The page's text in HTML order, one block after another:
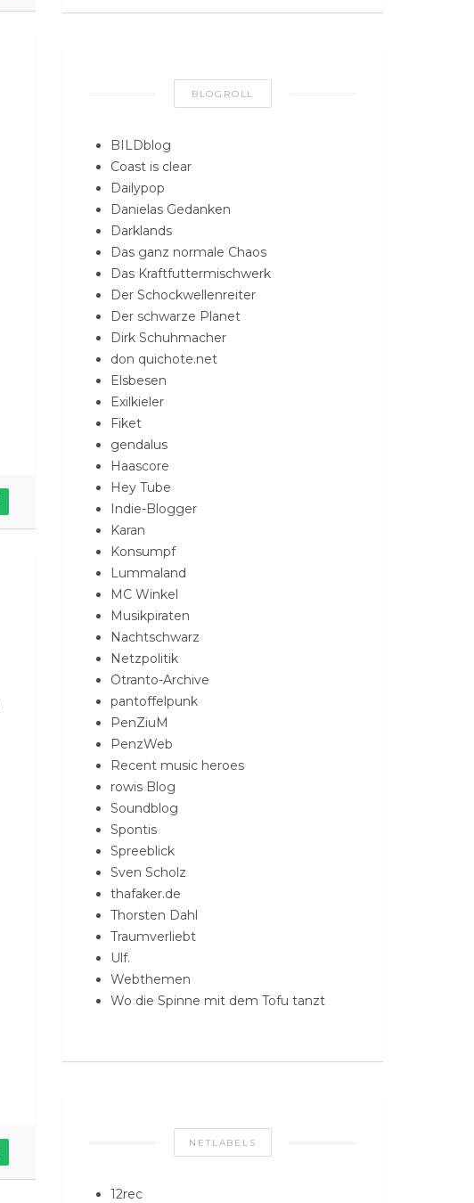
BLOGROLL
BILDblog
Coast is clear
Dailypop
Danielas Gedanken
Darklands
Das ganz normale Chaos
Das Kraftfuttermischwerk
Der Schockwellenreiter
Der schwarze Planet
Dirk Schuhmacher
don quichote.net
Elsbesen
Exilkieler
Fiket
gendalus
Haascore
Hey Tube
Indie-Blogger
Karan
Konsumpf
Lummaland
MC Winkel
Musikpiraten
Nachtschwarz
Netzpolitik
Otranto-Archive
pantoffelpunk
PenZiuM
PenzWeb
Recent music heroes
rowis Blog
Soundblog
Spontis
Spreeblick
Sven Scholz
thafaker.de
Thorsten Dahl
Traumverliebt
Ulf.
Webthemen
Wo die Spinne mit dem Tofu tanzt
NETLABELS
12rec